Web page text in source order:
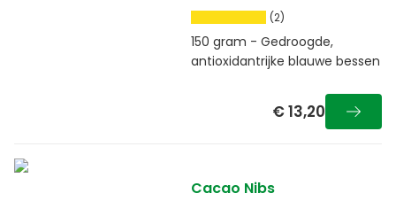
(2)
150 gram - Gedroogde,
antioxidantrijke blauwe bessen
€ 13,20
Cacao Nibs